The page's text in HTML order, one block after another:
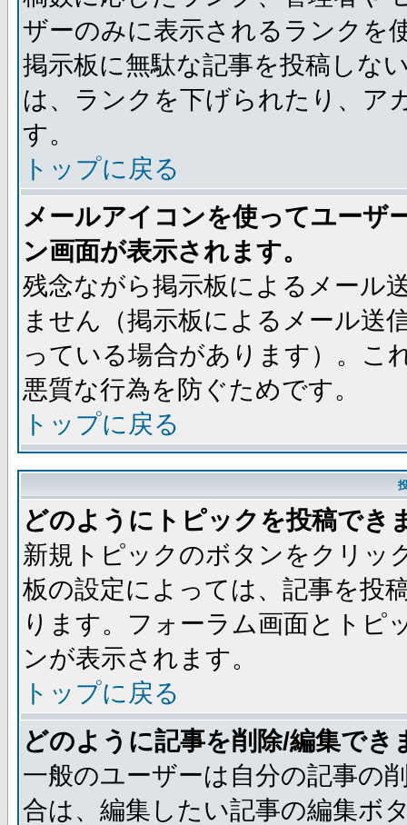
ザーのみに表示されるランクを
掲示板に無駄な記事を投稿しな
は、ランクを下げられたり、ア
す。
トップに戻る
メールアイコンを使ってユーザ
ン画面が表示されます。
残念ながら掲示板によるメール
ません（掲示板によるメール送
っている場合があります）。こ
悪質な行為を防ぐためです。
トップに戻る
どのようにトピックを投稿でき
新規トピックのボタンをクリッ
板の設定によっては、記事を投
ります。フォーラム画面とトピ
ンが表示されます。
トップに戻る
どのように記事を削除/編集でき
一般のユーザーは自分の記事の
合は、編集したい記事の編集ボ